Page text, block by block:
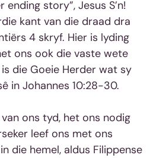
story”, Jesus S’n!
kant van die draad dra
4 skryf. Hier is lyding
ons ook die vaste wete
die Goeie Herder wat sy
in Johannes 10:28-30.
ons tyd, het ons nodig
leef ons met ons
die hemel, aldus Filippense